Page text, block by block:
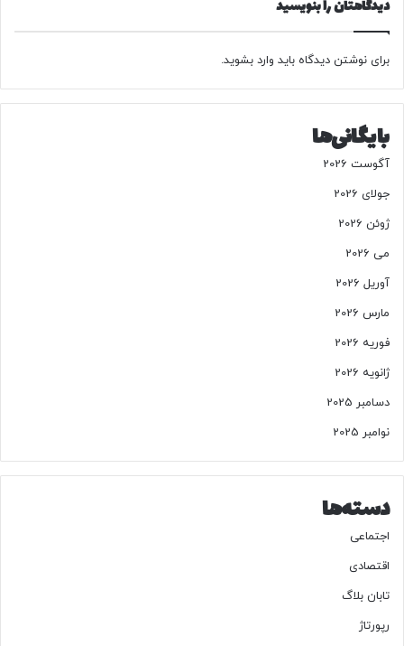
پ
ی
ر
ن
؟
دیدگاهتان را بنویسید
برای نوشتن دیدگاه باید وارد بشوید.
بایگانی‌ها
آگوست 2026
جولای 2026
ژوئن 2026
می 2026
آوریل 2026
مارس 2026
فوریه 2026
ژانویه 2026
دسامبر 2025
نوامبر 2025
دسته‌ها
اجتماعی
اقتصادی
تابان بلاگ
رپورتاژ